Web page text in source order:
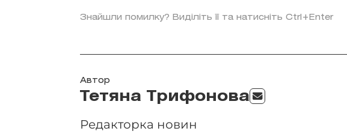
Знайшли помилку? Виділіть її та натисніть Ctrl+Enter
Автор
Тетяна Трифонова
Редакторка новин